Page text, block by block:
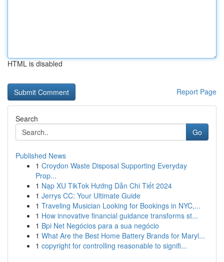
HTML is disabled
Report Page
Search
Go
Published News
1 Croydon Waste Disposal Supporting Everyday
Prop...
1 Nạp XU TikTok Hướng Dẫn Chi Tiết 2024
1 Jerrys CC: Your Ultimate Guide
1 Traveling Musician Looking for Bookings in NYC,...
1 How innovative financial guidance transforms st...
1 Bpi Net Negócios para a sua negócio
1 What Are the Best Home Battery Brands for Maryl...
1 copyright for controlling reasonable to signifi...